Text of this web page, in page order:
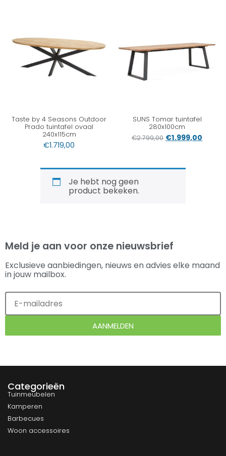
Taste by 4 Seasons Outdoor
Prado tuintafel ovaal
240x115cm
€1.719,00
SUNS Tomar tuintafel
280x100cm
€2.799,00 €1.999,00
Je hebt nog geen
product bekeken.
Meld je aan voor onze nieuwsbrief
Exclusieve aanbiedingen, nieuws en advies elke maand
in jouw mailbox.
AANMELDEN
Categorieën
Tuinmeubelen
Kamperen
Barbecues
Woon accessoires